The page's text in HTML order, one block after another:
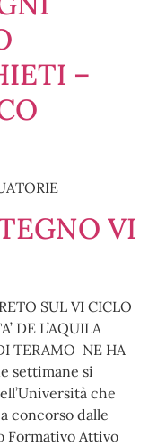
–
VI
SUL VI CICLO
DE L’AQUILA
TERAMO NE HA
settimane si
che
concorso dalle
Formativo Attivo